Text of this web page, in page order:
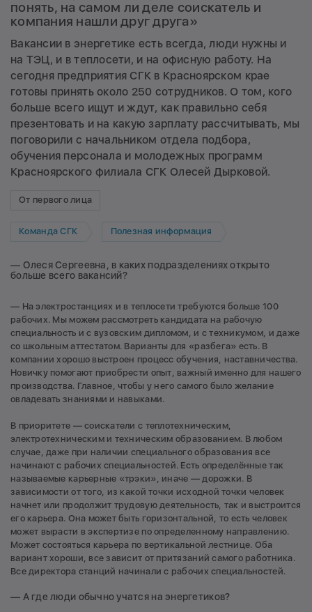
понять, на самом ли деле соискатель и
компания нашли друг друга»
Вакансии в энергетике есть всегда, люди нужны и
на ТЭЦ, и в теплосети, и на офисную работу. На
сегодня предприятия СГК в Красноярском крае
готовы принять около 250 сотрудников. О том, кого
больше всего ищут и ждут, как правильно себя
презентовать и на какую зарплату рассчитывать, мы
поговорили с начальником отдела подбора,
обучения персонала и молодежных программ
Красноярского филиала СГК Олесей Дырковой.
От первого лица
Команда СГК Полезная информация
— Олеся Сергеевна, в каких подразделениях открыто
больше всего вакансий?
— На электростанциях и в теплосети требуются больше 100
рабочих. Мы можем рассмотреть кандидата на рабочую
специальность и с вузовским дипломом, и с техникумом, и даже
со школьным аттестатом. Варианты для «разбега» есть. В
компании хорошо выстроен процесс обучения, наставничества.
Новичку помогают приобрести опыт, важный именно для нашего
производства. Главное, чтобы у него самого было желание
овладевать знаниями и навыками.
В приоритете — соискатели с теплотехническим,
электротехническим и техническим образованием. В любом
случае, даже при наличии специального образования все
начинают с рабочих специальностей. Есть определённые так
называемые карьерные «трэки», иначе — дорожки. В
зависимости от того, из какой точки исходной точки человек
начнет или продолжит трудовую деятельность, так и выстроится
его карьера. Она может быть горизонтальной, то есть человек
может вырасти в экспертизе по определенному направлению.
Может состояться карьера по вертикальной лестнице. Оба
вариант хороши, все зависит от притязаний самого работника.
Все директора станций начинали с рабочих специальностей.
— А где люди обычно учатся на энергетиков?